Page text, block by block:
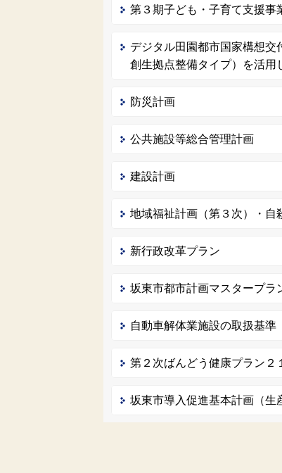
第３期子ども・子育て支援事
デジタル田園都市国家構想交
創生拠点整備タイプ）を活用
防災計画
公共施設等総合管理計画
建設計画
地域福祉計画（第３次）・自
新行政改革プラン
坂東市都市計画マスタープラ
自動車解体業施設の取扱基準
第２次ばんどう健康プラン２１
坂東市導入促進基本計画（生